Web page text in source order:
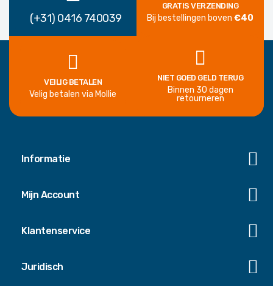
(+31) 0416 740039
GRATIS VERZENDING
Bij bestellingen boven €40
VEILIG BETALEN
Velig betalen via Mollie
NIET GOED GELD TERUG
Binnen 30 dagen
retourneren
Informatie
Mijn Account
Klantenservice
Juridisch